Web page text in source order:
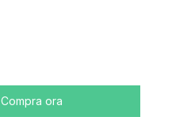
Compra ora